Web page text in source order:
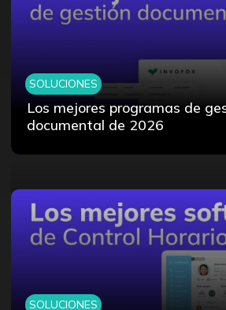
SOLUCIONES
Los mejores programas de
documental de 2026
SOLUCIONES